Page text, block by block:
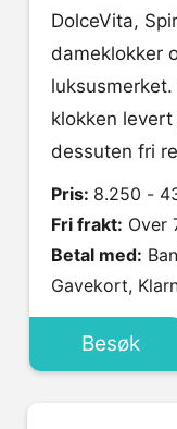
DolceVita,
dameklokker
klokken
dessuten fri
Pris: 8.250 -
Fri frakt: Over
Betal med:
Gavekort,
Besøk